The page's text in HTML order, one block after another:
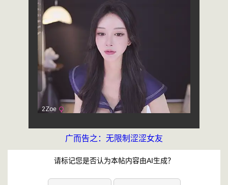
广而告之：无限制涩涩女友
请标记您是否认为本帖内容由AI生成？